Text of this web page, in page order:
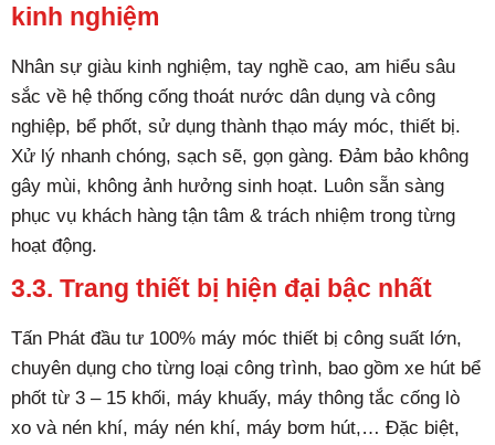
kinh nghiệm
Nhân sự giàu kinh nghiệm, tay nghề cao, am hiểu sâu
sắc về hệ thống cống thoát nước dân dụng và công
nghiệp, bể phốt, sử dụng thành thạo máy móc, thiết bị.
Xử lý nhanh chóng, sạch sẽ, gọn gàng. Đảm bảo không
gây mùi, không ảnh hưởng sinh hoạt. Luôn sẵn sàng
phục vụ khách hàng tận tâm & trách nhiệm trong từng
hoạt động.
3.3. Trang thiết bị hiện đại bậc nhất
Tấn Phát đầu tư 100% máy móc thiết bị công suất lớn,
chuyên dụng cho từng loại công trình, bao gồm xe hút bể
phốt từ 3 – 15 khối, máy khuấy, máy thông tắc cống lò
xo và nén khí, máy nén khí, máy bơm hút,… Đặc biệt,